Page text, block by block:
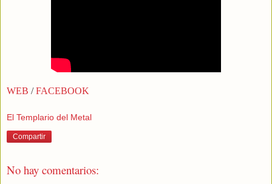
WEB /FACEBOOK
El Templario del Metal
Compartir
No hay comentarios: